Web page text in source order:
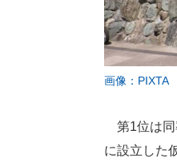
画像：PIXTA
第1位は同
に設立した